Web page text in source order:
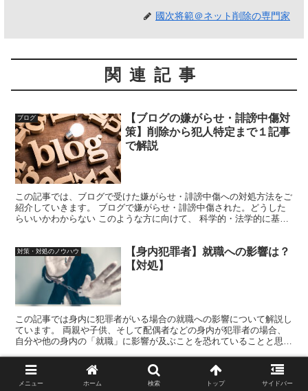
國次将範＠ネット削除の専門家
関連記事
ブログ
【ブログの嫌がらせ・誹謗中傷対
策】削除から犯人特定まで１記事
で解説
この記事では、ブログで受けた嫌がらせ・誹謗中傷への対処方法をご
紹介していきます。 ブログで嫌がらせ・誹謗中傷された。どうした
らいいかわからない このような方に向けて、 科学的・法学的に基づ
対策・対処のノウハウ
【身内犯罪者】就職への影響は？
【対処】
この記事では身内に犯罪者がいる場合の就職への影響について解説し
ています。 両親や子供、そして配偶者などの身内が犯罪者の場合、
自分や他の身内の「就職」に影響が及ぶことを恐れていることと思い
誹謗中傷対策
雑談たぬきの削除依頼！誰が書い
たかわかる？削除依頼と特定の方
メニュー ホーム 検索 トップ サイドバー